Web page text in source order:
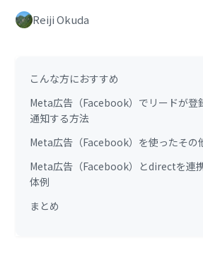
Reiji Okuda
こんな方におすすめ
Meta広告（Facebook）でリードが
通知する方法
Meta広告（Facebook）を使ったその
Meta広告（Facebook）とdirectを連
体例
まとめ